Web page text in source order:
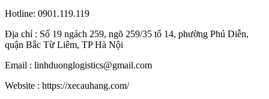
Hotline: 0901.119.119
Địa chỉ : Số 19 ngách 259, ngõ 259/35 tổ 14, phường Phú Diễn,
quận Bắc Từ Liêm, TP Hà Nội
Email : linhduonglogistics@gmail.com
Website : https://xecauhang.com/